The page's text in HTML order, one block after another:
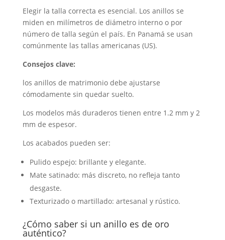
Elegir la talla correcta es esencial. Los anillos se
miden en milímetros de diámetro interno o por
número de talla según el país. En Panamá se usan
comúnmente las tallas americanas (US).
Consejos clave:
los anillos de matrimonio debe ajustarse
cómodamente sin quedar suelto.
Los modelos más duraderos tienen entre 1.2 mm y 2
mm de espesor.
Los acabados pueden ser:
Pulido espejo: brillante y elegante.
Mate satinado: más discreto, no refleja tanto
desgaste.
Texturizado o martillado: artesanal y rústico.
¿Cómo saber si un anillo es de oro
auténtico?